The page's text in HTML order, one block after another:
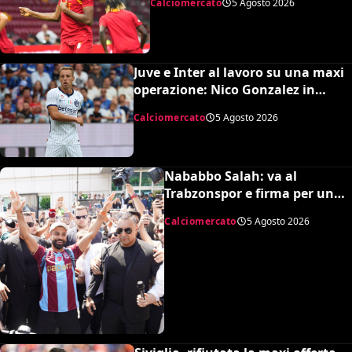
Juve e Inter al lavoro su una maxi
operazione: Nico Gonzalez in
nerazzurro, Frattesi a Torino
Calciomercato 5 Agosto 2026
Nababbo Salah: va al
Trabzonspor e firma per una
Calciomercato 5 Agosto 2026